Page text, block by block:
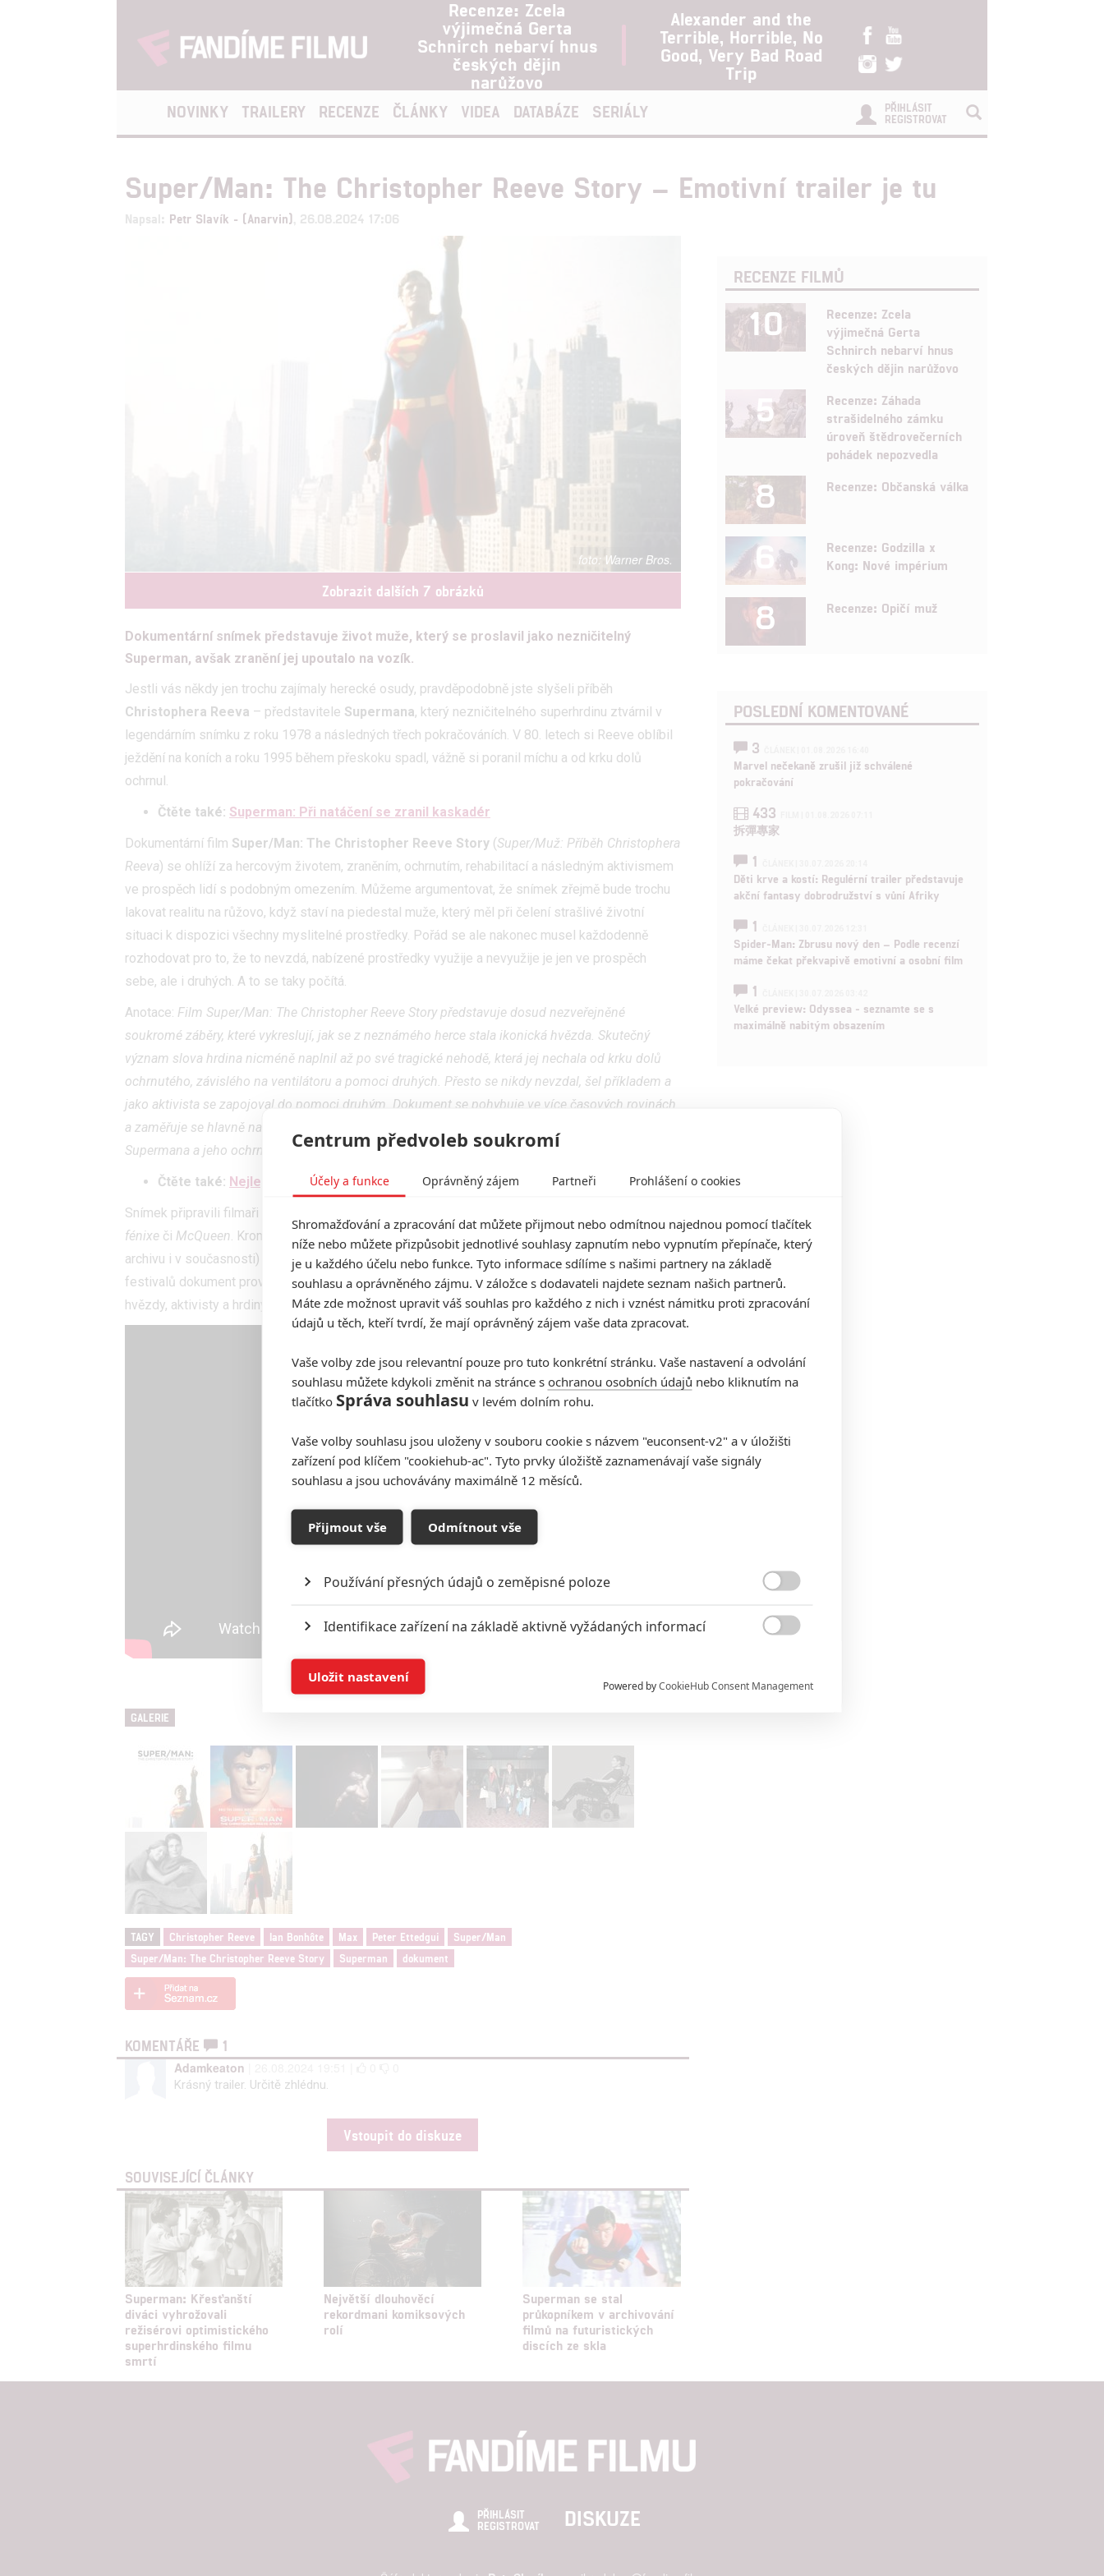
Recenze: Zcela
výjimečná Gerta
Schnirch nebarví hnus
českých dějin
narůžovo
Alexander and the
Terrible, Horrible, No
Good, Very Bad Road
Trip
NOVINKY TRAILERY RECENZE ČLÁNKY VIDEA DATABÁZE SERIÁLY
PŘIHLÁSIT
REGISTROVAT
Super/Man: The Christopher Reeve Story – Emotivní trailer je tu
Napsal: Petr Slavík - (Anarvin) , 26.08.2024 17:06
Warner Bros.
Zobrazit dalších 7 obrázků
Dokumentární snímek představuje život muže, který se proslavil jako nezničitelný
Superman, avšak zranění jej upoutalo na vozík.
Jestli vás někdy jen trochu zajímaly herecké osudy, pravděpodobně jste slyšeli příběh
Christophera Reeva – představitele Supermana, který nezničitelného superhrdinu ztvárnil v
legendárním snímku z roku 1978 a následných třech pokračováních. V 80. letech si Reeve oblíbil
ježdění na koních a roku 1995 během přeskoku spadl, vážně si poranil míchu a od krku dolů
ochrnul.
Čtěte také: Superman: Při natáčení se zranil kaskadér
Dokumentární film Super/Man: The Christopher Reeve Story (Super/Muž: Příběh Christophera
Reeva) se ohlíží za hercovým životem, zraněním, ochrnutím, rehabilitací a následným aktivismem
ve prospěch lidí s podobným omezením. Můžeme argumentovat, že snímek zřejmě bude trochu
lakovat realitu na růžovo, když staví na piedestal muže, který měl při čelení strašlivé životní
situaci k dispozici všechny myslitelné prostředky. Pořád se ale nakonec musel každodenně
rozhodovat pro to, že to nevzdá, nabízené prostředky využije a nevyužije je jen ve prospěch
sebe, ale i druhých. A to se taky počítá.
Anotace: Film Super/Man: The Christopher Reeve Story představuje dosud nezveřejněné
soukromé záběry, které vykreslují, jak se z neznámého herce stala ikonická hvězda. Skutečný
význam slova hrdina nicméně naplnil až po své tragické nehodě, která jej nechala od krku dolů
ochrnutého, závislého na ventilátoru a pomoci druhých. Přesto se nikdy nevzdal, šel příkladem a
jako aktivista se zapojoval do pomoci druhým. Dokument se pohybuje ve více časových rovinách
a zaměřuje se hlavně na dva klíčové momenty Reevesova života. Na jeho obsazení do role
Supermana a jeho ochrnutí.
Čtěte také: Nejlepší představitelé Supermana ve filmové historii
Snímek připravili filmaři
fénixe či McQueen. Krom archivních záběrů zesnulého Christophera v dokumentu promlouvají (z
archivu i v současnosti) jeho rodina i herečtí přátelé, jakoRobin WilliamsčiGlenn Close. Z
festivalů dokument provázejí nadšené ohlasy, které jej chválí jako jímavý portrét otce, manžela,
hvězdy, aktivisty a hrdiny. Americká kina film nabídnout21. září, pak zamíří na službuMax.
GALERIE
TAGY Christopher Reeve Ian Bonhôte Max Peter Ettedgui
Super/Man
Super/Man: The Christopher Reeve Story
Superman dokument
KOMENTÁŘE
1
Adamkeaton
Krásný trailer. Určitě zhlédnu.
Vstoupit do diskuze
SOUVISEJÍCÍ ČLÁNKY
Superman: Křesťanští
diváci vyhrožovali
režisérovi optimistického
superhrdinského filmu
smrtí
Největší dlouhověcí
rekordmani komiksových
rolí
Superman se stal
průkopníkem v archivování
filmů na futuristických
discích ze skla
RECENZE FILMŮ
10
Recenze: Zcela
výjimečná Gerta
Schnirch nebarví hnus
českých dějin narůžovo
5
Recenze: Záhada
strašidelného zámku
úroveň štědrovečerních
pohádek nepozvedla
8 Recenze: Občanská válka
6
Recenze: Godzilla x
Kong: Nové impérium
8 Recenze: Opičí muž
POSLEDNÍ KOMENTOVANÉ
3
Marvel nečekaně zrušil již schválené
pokračování
433
拆彈專家
1
Děti krve a kostí: Regulérní trailer představuje
akční fantasy dobrodružství s vůní Afriky
1
Spider-Man: Zbrusu nový den – Podle recenzí
máme čekat překvapivě emotivní a osobní film
1
Velké preview: Odyssea - seznamte se s
maximálně nabitým obsazením
PŘIHLÁSIT
REGISTROVAT
DISKUZE
Centrum předvoleb soukromí
Účely a funkce Oprávněný zájem Partneři Prohlášení o cookies
Shromažďování a zpracování dat můžete přijmout nebo odmítnou najednou pomocí tlačítek
níže nebo můžete přizpůsobit jednotlivé souhlasy zapnutím nebo vypnutím přepínače, který
je u každého účelu nebo funkce. Tyto informace sdílíme s našimi partnery na základě
souhlasu a oprávněného zájmu. V záložce s dodavateli najdete seznam našich partnerů.
Máte zde možnost upravit váš souhlas pro každého z nich i vznést námitku proti zpracování
údajů u těch, kteří tvrdí, že mají oprávněný zájem vaše data zpracovat.
Vaše volby zde jsou relevantní pouze pro tuto konkrétní stránku. Vaše nastavení a odvolání
souhlasu můžete kdykoli změnit na stránce s ochranou osobních údajů nebo kliknutím na
tlačítko Správa souhlasu v levém dolním rohu.
Vaše volby souhlasu jsou uloženy v souboru cookie s názvem "euconsent-v2" a v úložišti
zařízení pod klíčem "cookiehub-ac". Tyto prvky úložiště zaznamenávají vaše signály
souhlasu a jsou uchovávány maximálně 12 měsíců.
Přijmout vše Odmítnout vše
Používání přesných údajů o zeměpisné poloze
Identifikace zařízení na základě aktivně vyžádaných informací
Ukládání a/nebo přístup k informacím v zařízení

Personalizovaný obsah, měření obsahu, průzkum publika a vývoj
služeb
Udělením souhlasu s účely a funkcemi zde uvedenými dáváte nám i našim partnerům
Powered byCookieHub Consent Management
Uložit nastavení